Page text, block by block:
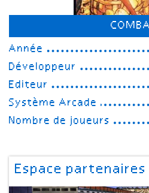
Année
Développeur
Editeur
Système Arcade
Nombre de joueurs
Espace partenaires